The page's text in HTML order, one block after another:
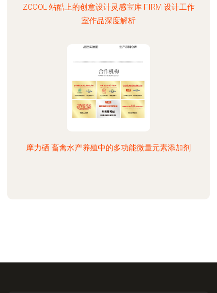
ZCOOL 站酷上的创意设计灵感宝库 FIRM 设计工作
室作品深度解析
摩力硒 畜禽水产养殖中的多功能微量元素添加剂